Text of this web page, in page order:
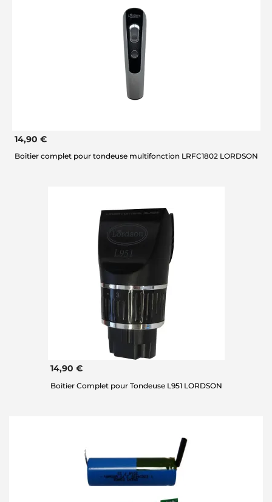
14,90 €
Boitier complet pour tondeuse multifonction LRFC1802 LORDSON
14,90 €
Boitier Complet pour Tondeuse L951 LORDSON